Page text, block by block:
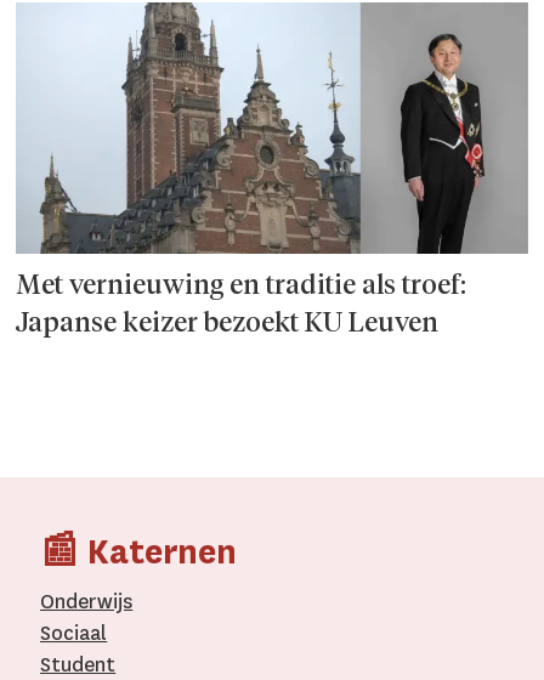
Met vernieuwing en traditie als troef:
Japanse keizer bezoekt KU Leuven
📰 Katernen
Onderwijs
Sociaal
Student